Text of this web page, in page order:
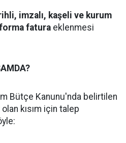
imzalı, kaşeli ve kurum
fatura eklenmesi
Bütçe Kanunu'nda belirtilen
kısım için talep